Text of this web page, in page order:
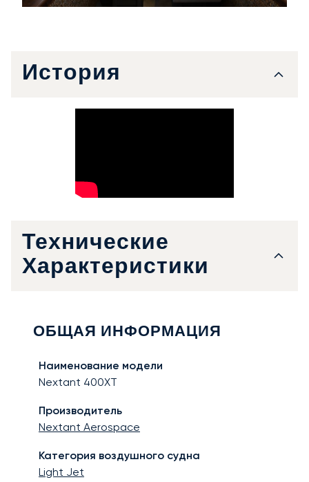
История
Технические
Характеристики
ОБЩАЯ ИНФОРМАЦИЯ
Наименование модели
Nextant 400XT
Производитель
Nextant Aerospace
Категория воздушного судна
Light Jet